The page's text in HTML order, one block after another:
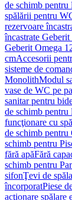
de schimb pentru
spălării pentru
rezervoare
încastrate
Geberit Omega
cmAccesorii
sisteme de
MonolithModul
vase de WC pe
sanitar pentru
de schimb pentru
funcţionare cu
de schimb
schimb pentru
fără apăFără
schimb pentru
sifonŢevi de
încorporatPiese
acţionare spălare